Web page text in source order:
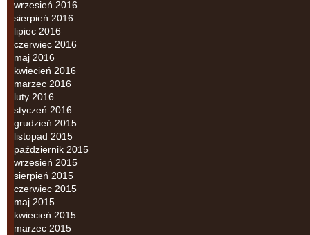
wrzesień 2016
sierpień 2016
lipiec 2016
czerwiec 2016
maj 2016
kwiecień 2016
marzec 2016
luty 2016
styczeń 2016
grudzień 2015
listopad 2015
październik 2015
wrzesień 2015
sierpień 2015
czerwiec 2015
maj 2015
kwiecień 2015
marzec 2015